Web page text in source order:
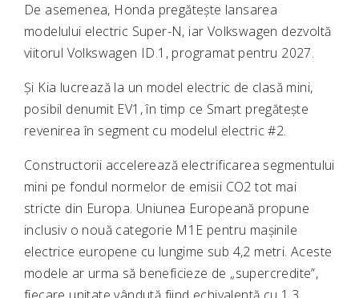
De asemenea, Honda pregătește lansarea
modelului electric Super-N, iar Volkswagen dezvoltă
viitorul Volkswagen ID.1 , programat pentru 2027.
Și Kia lucrează la un model electric de clasă mini,
posibil denumit EV1, în timp ce Smart pregătește
revenirea în segment cu modelul electric #2.
Constructorii accelerează electrificarea segmentului
mini pe fondul normelor de emisii CO2 tot mai
stricte din Europa. Uniunea Europeană propune
inclusiv o nouă categorie M1E pentru mașinile
electrice europene cu lungime sub 4,2 metri. Aceste
modele ar urma să beneficieze de „supercredite”,